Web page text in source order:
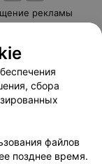
рекламы
оплаты
сбора
файлов
позднее время.